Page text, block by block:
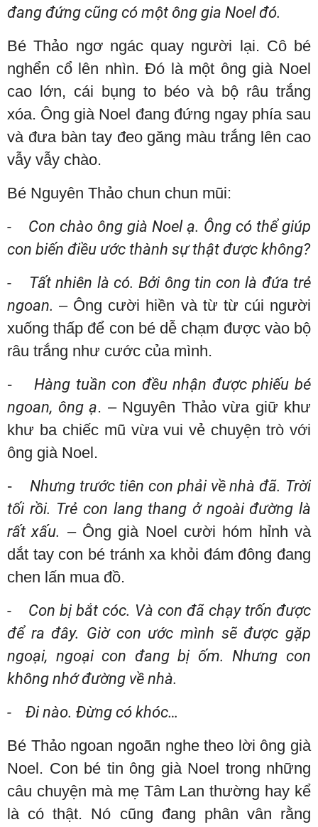
đang đứng cũng có một ông gia Noel đó.
Bé Thảo ngơ ngác quay người lại. Cô bé
nghển cổ lên nhìn. Đó là một ông già Noel
cao lớn, cái bụng to béo và bộ râu trắng
xóa. Ông già Noel đang đứng ngay phía sau
và đưa bàn tay đeo găng màu trắng lên cao
vẫy vẫy chào.
Bé Nguyên Thảo chun chun mũi:
- Con chào ông già Noel ạ. Ông có thể giúp
con biến điều ước thành sự thật được không?
- Tất nhiên là có. Bởi ông tin con là đứa trẻ
ngoan.– Ông cười hiền và từ từ cúi người
xuống thấp để con bé dễ chạm được vào bộ
râu trắng như cước của mình.
-
Hàng tuần con đều nhận được phiếu bé
ngoan, ông ạ. – Nguyên Thảo vừa giữ khư
khư ba chiếc mũ vừa vui vẻ chuyện trò với
ông già Noel.
-
Nhưng trước tiên con phải về nhà đã. Trời
tối rồi. Trẻ con lang thang ở ngoài đường là
rất xấu. – Ông già Noel cười hóm hỉnh và
dắt tay con bé tránh xa khỏi đám đông đang
chen lấn mua đồ.
- Con bị bắt cóc. Và con đã chạy trốn được
để ra đây. Giờ con ước mình sẽ được gặp
ngoại, ngoại con đang bị ốm. Nhưng con
không nhớ đường về nhà.
- Đi nào. Đừng có khóc…
Bé Thảo ngoan ngoãn nghe theo lời ông già
Noel. Con bé tin ông già Noel trong những
câu chuyện mà mẹ Tâm Lan thường hay kể
là có thật. Nó cũng đang phân vân rằng